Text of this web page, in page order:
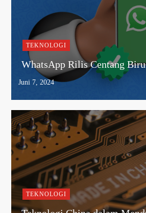
TEKNOLOGI
WhatsApp Rilis Centang
TEKNOLOGI